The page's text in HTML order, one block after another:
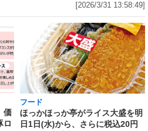
[2026/3/31 13:58:49]
価
ロ
フード
ほっかほっか亭がライス大盛を明
日1日(水)から、さらに税込20円